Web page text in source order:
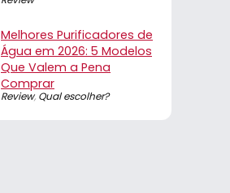
Melhores Purificadores de
Água em 2026: 5 Modelos
Que Valem a Pena
Comprar
Review, Qual escolher?